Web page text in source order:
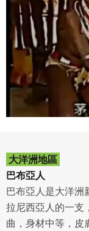
大洋洲地區
巴布亞人
巴布亞人是大洋洲
拉尼西亞人的一支
曲，身材中等，皮